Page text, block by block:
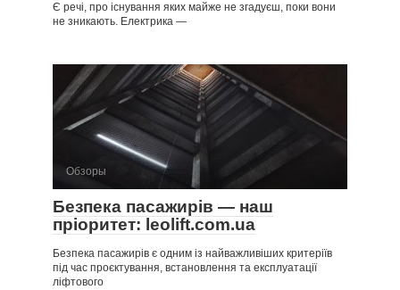
Є речі, про існування яких майже не згадуєш, поки вони
не зникають. Електрика —
Обзоры
Безпека пасажирів — наш
пріоритет: leolift.com.ua
Безпека пасажирів є одним із найважливіших критеріїв
під час проєктування, встановлення та експлуатації
ліфтового